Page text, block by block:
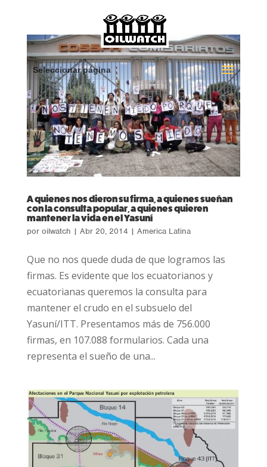
Seleccionar página
A quienes nos dieron su firma, a quienes sueñan
con la consulta popular, a quienes quieren
mantener la vida en el Yasuní
por oilwatch | Abr 20, 2014 | America Latina
Que no nos quede duda de que logramos las
firmas. Es evidente que los ecuatorianos y
ecuatorianas queremos la consulta para
mantener el crudo en el subsuelo del
Yasuní/ITT. Presentamos más de 756.000
firmas, en 107.088 formularios. Cada una
representa el sueño de una...